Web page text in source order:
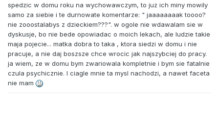
spedzic w domu roku na wychowawczym, to juz ich miny mowily
samo za siebie i te durnowate komentarze: " jaaaaaaaak toooo?
nie zooostalabys z dzieckiem???". w ogole nie wdawalam sie w
dyskusje, bo nie bede opowiadac o moich lekach, ale ludzie takie
maja pojecie... matka dobra to taka , ktora siedzi w domu i nie
pracuje, a nie daj boszsze chce wrocic jak najszybciej do pracy.
ja wiem, ze w domu bym zwariowala kompletnie i bym sie fatalnie
czula psychicznie. I ciagle mnie ta mysl nachodzi, a nawet faceta
nie mam